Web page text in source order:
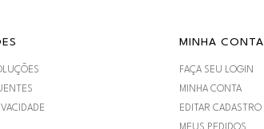
MINHA CONTA
FAÇA SEU LOGIN
MINHA CONTA
EDITAR CADASTRO